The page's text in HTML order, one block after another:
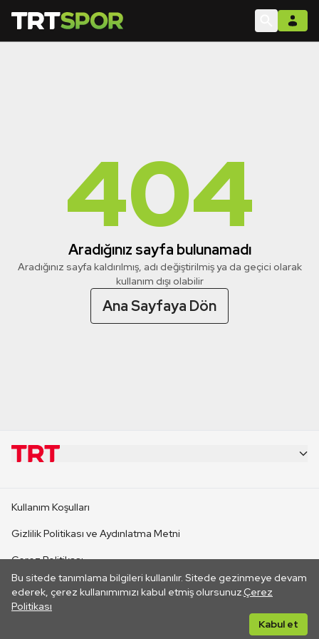
404
Aradığınız sayfa bulunamadı
Aradığınız sayfa kaldırılmış, adı değiştirilmiş ya da geçici olarak
kullanım dışı olabilir
Ana Sayfaya Dön
Bu sitede tanımlama bilgileri kullanılır. Sitede gezinmeye devam
ederek, çerez kullanımımızı kabul etmiş olursunuz.Çerez
Politikası
Kabul et
CANLI YAYINLAR
Kullanım Koşulları
Gizlilik Politikası ve Aydınlatma Metni
Çerez Politikası
İletişim
Her hakkı saklıdır. ©2026 TRT. Bağlantı yoluyla gidilen dış